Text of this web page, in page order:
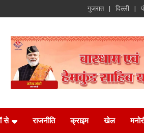
गुजरात दिल्ली
से राजनीति क्राइम खेल